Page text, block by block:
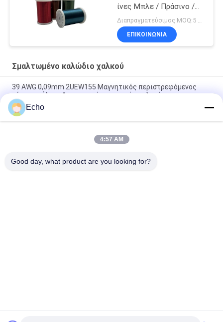
ίνες Μπλε / Πράσινο /
Κόκκινο / Καφέ χρώμα
ΕΠΙΚΟΙΝΩΝΙΑ
Σμαλτωμένο καλώδιο χαλκού
39 AWG 0,09mm 2UEW155 Μαγνητικός περιστρεφόμενος
σύρμα σμάλτου Απομονωμένος αγωγός χαλκού
ντυμένο καλώδιο χαλκού 0.011mm 2UEW155 σμάλτο για το
τύλιγμα μηχανών
Ruiyuan Super Thin Winding Coils Εναλισμένο Χαλκό Wire
Echo
4:57 AM
Good day, what product are you looking for?